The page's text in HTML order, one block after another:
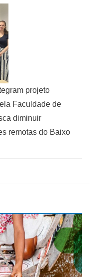
projeto
Faculdade de
diminuir
remotas do Baixo